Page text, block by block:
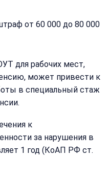
от 60 000 до 80 000
для рабочих мест,
может привести к
в специальный стаж
к
за нарушения в
1 год (КоАП РФ ст.